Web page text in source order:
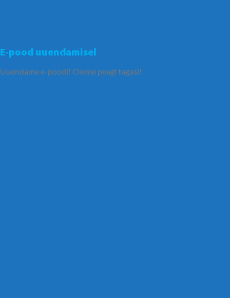
E-pood uuendamisel
Uuendame e-poodi! Oleme peagi tagasi!